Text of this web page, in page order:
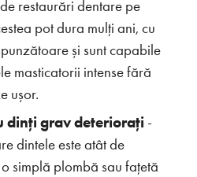
restaurări dentare pe
pot dura mulți ani, cu
și sunt capabile
masticatorii intense fără
ușor.
dinți grav deteriorați -
dintele este atât de
simplă plombă sau fațetă